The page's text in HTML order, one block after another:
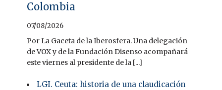
Colombia
07/08/2026
Por La Gaceta de la Iberosfera. Una delegación
de VOX y de la Fundación Disenso acompañará
este viernes al presidente de la [...]
LGI. Ceuta: historia de una claudicación